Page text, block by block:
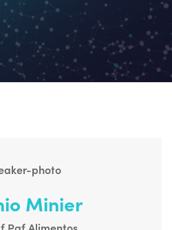
Minier